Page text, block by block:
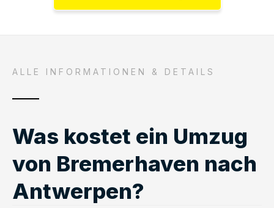
ALLE INFORMATIONEN & DETAILS
Was kostet ein Umzug
von Bremerhaven nach
Antwerpen?